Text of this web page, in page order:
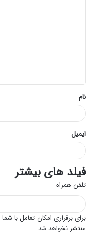
*
نام
ایمیل
فیلد های بیشتر
تلفن همراه
برای برقراری امکان تعامل با
منتشر نخواهد شد.